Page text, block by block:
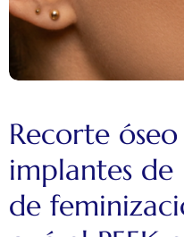
Recorte
implantes de
de